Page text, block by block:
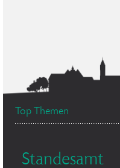
Top Themen
Standesamt